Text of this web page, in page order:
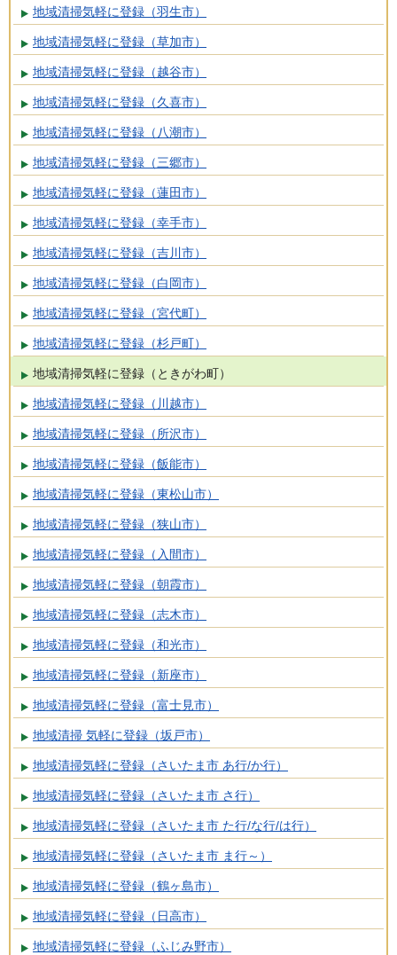
地域清掃気軽に登録（羽生市）
地域清掃気軽に登録（草加市）
地域清掃気軽に登録（越谷市）
地域清掃気軽に登録（久喜市）
地域清掃気軽に登録（八潮市）
地域清掃気軽に登録（三郷市）
地域清掃気軽に登録（蓮田市）
地域清掃気軽に登録（幸手市）
地域清掃気軽に登録（吉川市）
地域清掃気軽に登録（白岡市）
地域清掃気軽に登録（宮代町）
地域清掃気軽に登録（杉戸町）
地域清掃気軽に登録（ときがわ町）
地域清掃気軽に登録（川越市）
地域清掃気軽に登録（所沢市）
地域清掃気軽に登録（飯能市）
地域清掃気軽に登録（東松山市）
地域清掃気軽に登録（狭山市）
地域清掃気軽に登録（入間市）
地域清掃気軽に登録（朝霞市）
地域清掃気軽に登録（志木市）
地域清掃気軽に登録（和光市）
地域清掃気軽に登録（新座市）
地域清掃気軽に登録（富士見市）
地域清掃 気軽に登録（坂戸市）
地域清掃気軽に登録（さいたま市 あ行/か行）
地域清掃気軽に登録（さいたま市 さ行）
地域清掃気軽に登録（さいたま市 た行/な行/は行）
地域清掃気軽に登録（さいたま市 ま行～）
地域清掃気軽に登録（鶴ヶ島市）
地域清掃気軽に登録（日高市）
地域清掃気軽に登録（ふじみ野市）